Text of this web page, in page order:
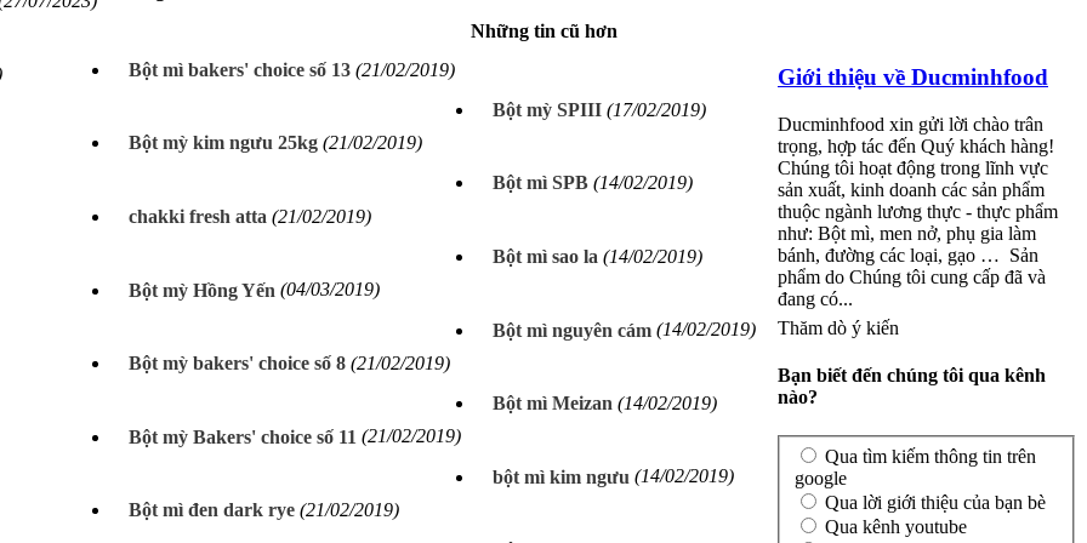
Bột mì bakers' choice số 13 (21/02/2019)
Bột mỳ kim ngưu 25kg (21/02/2019)
chakki fresh atta (21/02/2019)
Bột mỳ Hồng Yến (04/03/2019)
Bột mỳ bakers' choice số 8 (21/02/2019)
Bột mỳ Bakers' choice số 11 (21/02/2019)
Bột mì đen dark rye (21/02/2019)
Những tin cũ hơn
Bột mỳ SPIII (17/02/2019)
Bột mì SPB (14/02/2019)
Bột mì sao la (14/02/2019)
Bột mì nguyên cám (14/02/2019)
Bột mì Meizan (14/02/2019)
bột mì kim ngưu (14/02/2019)
Giới thiệu về Ducminhfood
Ducminhfood xin gửi lời chào trân
trọng, hợp tác đến Quý khách hàng!
Chúng tôi hoạt động trong lĩnh vực
sản xuất, kinh doanh các sản phẩm
thuộc ngành lương thực - thực phẩm
như: Bột mì, men nở, phụ gia làm
bánh, đường các loại, gạo … Sản
phẩm do Chúng tôi cung cấp đã và
đang có...
Thăm dò ý kiến
Bạn biết đến chúng tôi qua kênh
nào?
Qua tìm kiếm thông tin trên
google
Qua lời giới thiệu của bạn bè
Qua kênh youtube